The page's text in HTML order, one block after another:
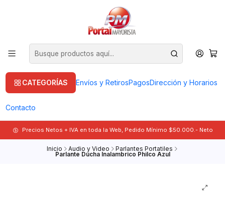
CATEGORÍAS Envíos y RetirosPagosDirección y Horarios
Contacto
Precios Netos + IVA en toda la Web, Pedido Mínimo $50.000.- Neto
Inicio Audio y Video Parlantes Portatiles
Parlante Ducha Inalambrico Philco Azul